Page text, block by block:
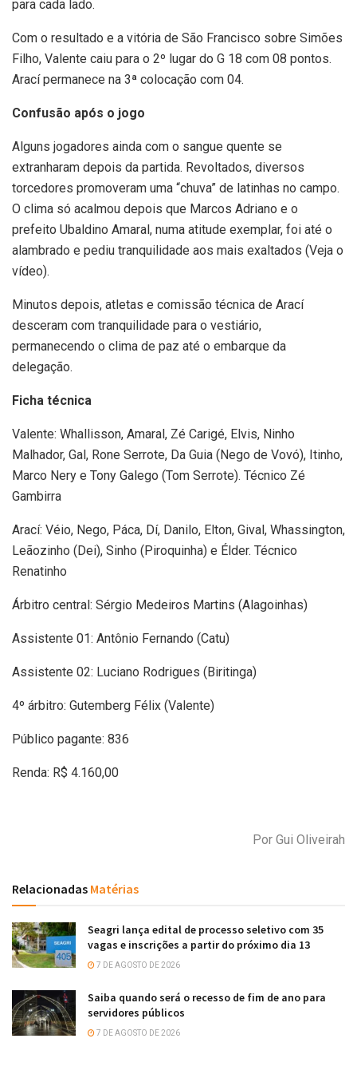
para cada lado.
Com o resultado e a vitória de São Francisco sobre Simões
Filho, Valente caiu para o 2º lugar do G 18 com 08 pontos.
Arací permanece na 3ª colocação com 04.
Confusão após o jogo
Alguns jogadores ainda com o sangue quente se
extranharam depois da partida. Revoltados, diversos
torcedores promoveram uma “chuva” de latinhas no campo.
O clima só acalmou depois que Marcos Adriano e o
prefeito Ubaldino Amaral, numa atitude exemplar, foi até o
alambrado e pediu tranquilidade aos mais exaltados (Veja o
vídeo).
Minutos depois, atletas e comissão técnica de Arací
desceram com tranquilidade para o vestiário,
permanecendo o clima de paz até o embarque da
delegação.
Ficha técnica
Valente: Whallisson, Amaral, Zé Carigé, Elvis, Ninho
Malhador, Gal, Rone Serrote, Da Guia (Nego de Vovó), Itinho,
Marco Nery e Tony Galego (Tom Serrote). Técnico Zé
Gambirra
Arací: Véio, Nego, Páca, Dí, Danilo, Elton, Gival, Whassington,
Leãozinho (Dei), Sinho (Piroquinha) e Élder. Técnico
Renatinho
Árbitro central: Sérgio Medeiros Martins (Alagoinhas)
Assistente 01: Antônio Fernando (Catu)
Assistente 02: Luciano Rodrigues (Biritinga)
4º árbitro: Gutemberg Félix (Valente)
Público pagante: 836
Renda: R$ 4.160,00
Por Gui Oliveirah
Relacionadas Matérias
Seagri lança edital de processo seletivo com 35
vagas e inscrições a partir do próximo dia 13
7 DE AGOSTO DE 2026
Saiba quando será o recesso de fim de ano para
servidores públicos
7 DE AGOSTO DE 2026